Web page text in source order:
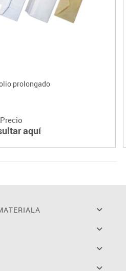
prolongado
Precio
aquí